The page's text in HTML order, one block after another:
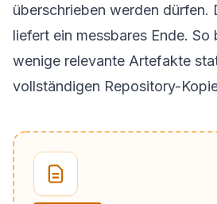
überschrieben werden dürfen.
liefert ein messbares Ende. So
wenige relevante Artefakte
vollständigen Repository-